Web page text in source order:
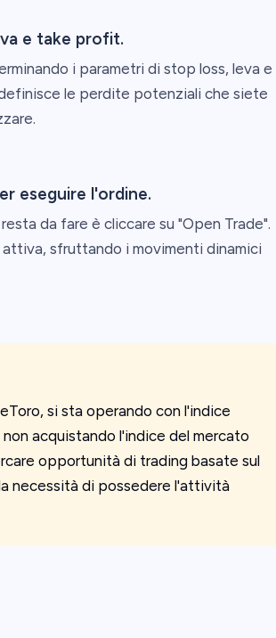
e take profit.
i parametri di stop loss, leva e
le perdite potenziali che siete
eseguire l'ordine.
da fare è cliccare su "Open Trade".
sfruttando i movimenti dinamici
si sta operando con l'indice
acquistando l'indice del mercato
opportunità di trading basate sul
necessità di possedere l'attività